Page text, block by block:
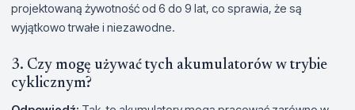
projektowaną żywotność od 6 do 9 lat, co sprawia, że są
wyjątkowo trwałe i niezawodne.
3. Czy mogę używać tych akumulatorów w trybie
cyklicznym?